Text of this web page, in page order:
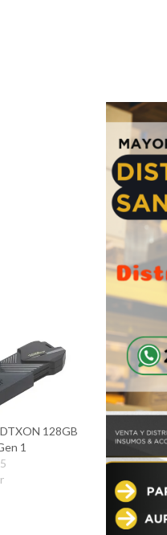
128GB
1